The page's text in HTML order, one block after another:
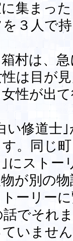
集まっ
３人で
村は、
は目が
性が出
修道士
。同じ
にスト
が別の
ーリー
でそれ
いませ